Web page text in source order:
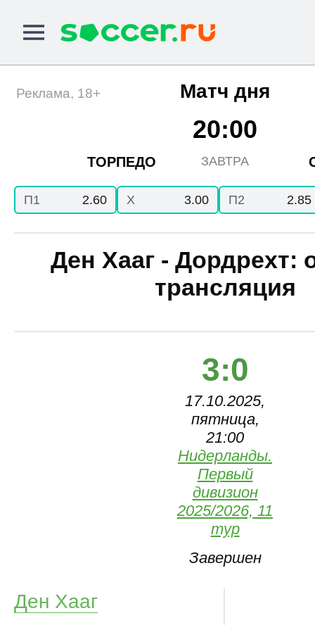
Матч дня
ТОРПЕДО
20:00
ЗАВТРА
Реклама, 18+
П1 2.60 X 3.00 П2 2.85
Ден Хааг - Дордрехт:
трансляция
3:0
17.10.2025,
пятница,
21:00
Нидерланды.
Первый
дивизион
2025/2026, 11
тур
Завершен
Ден Хааг